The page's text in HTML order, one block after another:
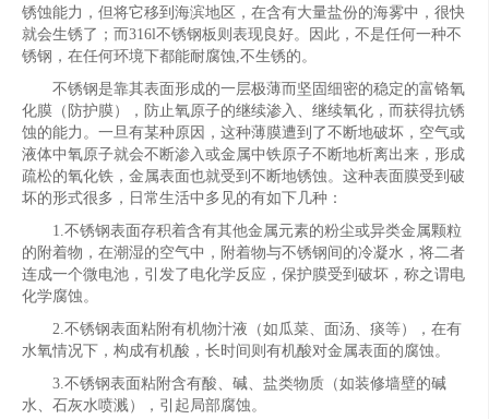
锈蚀能力，但将它移到海滨地区，在含有大量盐份的海雾中，很快
就会生锈了；而316l不锈钢板则表现良好。因此，不是任何一种不
锈钢，在任何环境下都能耐腐蚀,不生锈的。
不锈钢是靠其表面形成的一层极薄而坚固细密的稳定的富铬氧
化膜（防护膜），防止氧原子的继续渗入、继续氧化，而获得抗锈
蚀的能力。一旦有某种原因，这种薄膜遭到了不断地破坏，空气或
液体中氧原子就会不断渗入或金属中铁原子不断地析离出来，形成
疏松的氧化铁，金属表面也就受到不断地锈蚀。这种表面膜受到破
坏的形式很多，日常生活中多见的有如下几种：
1.不锈钢表面存积着含有其他金属元素的粉尘或异类金属颗粒
的附着物，在潮湿的空气中，附着物与不锈钢间的冷凝水，将二者
连成一个微电池，引发了电化学反应，保护膜受到破坏，称之谓电
化学腐蚀。
2.不锈钢表面粘附有机物汁液（如瓜菜、面汤、痰等），在有
水氧情况下，构成有机酸，长时间则有机酸对金属表面的腐蚀。
3.不锈钢表面粘附含有酸、碱、盐类物质（如装修墙壁的碱
水、石灰水喷溅），引起局部腐蚀。